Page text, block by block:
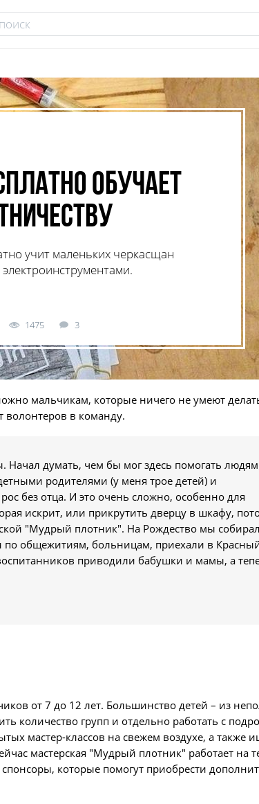
обучает
учит маленьких черкасщан
1475 3
мальчикам, которые ничего не умеют
волонтеров в команду.
Начал думать, чем бы мог здесь помогать
родителями (у меня трое детей) и
без отца. И это очень сложно, особенно для
искрит, или прикрутить дверцу в шкафу,
"Мудрый плотник". На Рождество мы
по общежитиям, больницам, приехали в
приводили бабушки и мамы, а
от 7 до 12 лет. Большинство детей – из
количество групп и отдельно работать с
мастер-классов на свежем воздухе, а также
мастерская "Мудрый плотник" работает на
спонсоры, которые помогут приобрести